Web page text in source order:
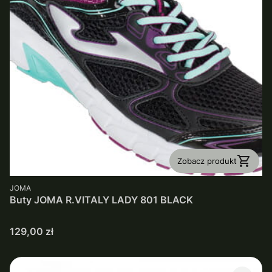
Zobacz produkt
PRODUCENT
JOMA
Buty JOMA R.VITALY LADY 801 BLACK
Cena
129,00 zł